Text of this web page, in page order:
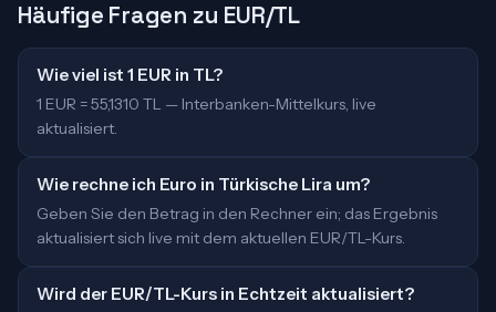
Häufige Fragen zu EUR/TL
Wie viel ist 1 EUR in TL?
1 EUR = 55,1310 TL — Interbanken-Mittelkurs, live
aktualisiert.
Wie rechne ich Euro in Türkische Lira um?
Geben Sie den Betrag in den Rechner ein; das Ergebnis
aktualisiert sich live mit dem aktuellen EUR/TL-Kurs.
Wird der EUR/TL-Kurs in Echtzeit aktualisiert?